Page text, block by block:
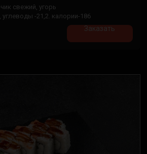
свежий, угорь
-21,2. калории-186
Заказать